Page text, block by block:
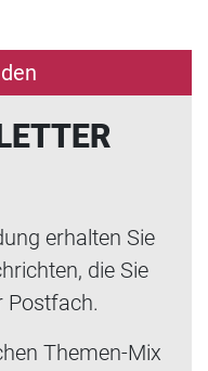
erhalten Sie
die Sie
Postfach.
Themen-Mix